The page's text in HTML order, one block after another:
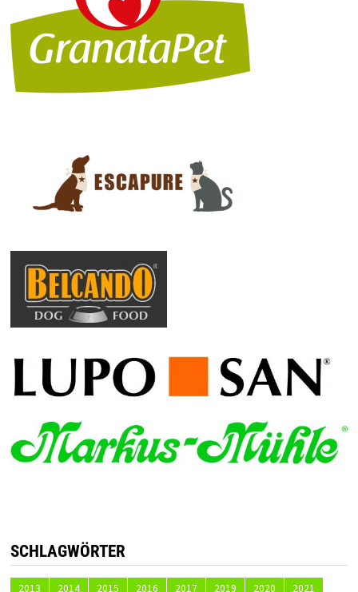
SCHLAGWÖRTER
2013 2014 2015 2016 2017 2019 2020
2021